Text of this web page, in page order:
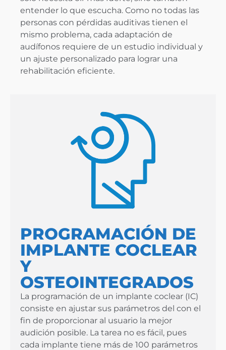
entender lo que escucha. Como no todas las
personas con pérdidas auditivas tienen el
mismo problema, cada adaptación de
audífonos requiere de un estudio individual y
un ajuste personalizado para lograr una
rehabilitación eficiente.
PROGRAMACIÓN DE
IMPLANTE COCLEAR
Y
OSTEOINTEGRADOS
La programación de un implante coclear (IC)
consiste en ajustar sus parámetros del con el
fin de proporcionar al usuario la mejor
audición posible. La tarea no es fácil, pues
cada implante tiene más de 100 parámetros